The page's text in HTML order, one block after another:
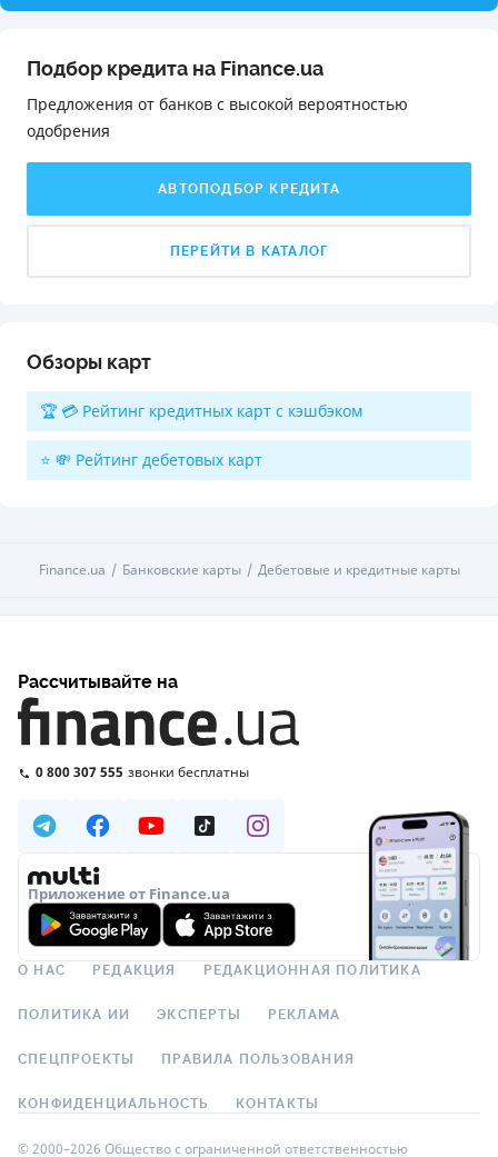
Подбор кредита на Finance.ua
Предложения от банков с высокой вероятностью
одобрения️
АВТОПОДБОР КРЕДИТА
ПЕРЕЙТИ В КАТАЛОГ
Обзоры карт
🏆 💳 Рейтинг кредитных карт с кэшбэком
⭐ 💸 Рейтинг дебетовых карт
Finance.ua Банковские карты Дебетовые и кредитные карты
Рассчитывайте на
0 800 307 555 звонки бесплатны
Приложение от Finance.ua
О НАС РЕДАКЦИЯ РЕДАКЦИОННАЯ ПОЛИТИКА
ПОЛИТИКА ИИ ЭКСПЕРТЫ РЕКЛАМА
СПЕЦПРОЕКТЫ ПРАВИЛА ПОЛЬЗОВАНИЯ
КОНФИДЕНЦИАЛЬНОСТЬ КОНТАКТЫ
© 2000–2026 Общество с ограниченной ответственностью